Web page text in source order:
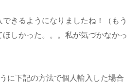
きるようになりましたね！（もう
しかった。。。私が気づかなかっ
に下記の方法で個人輸入した場合